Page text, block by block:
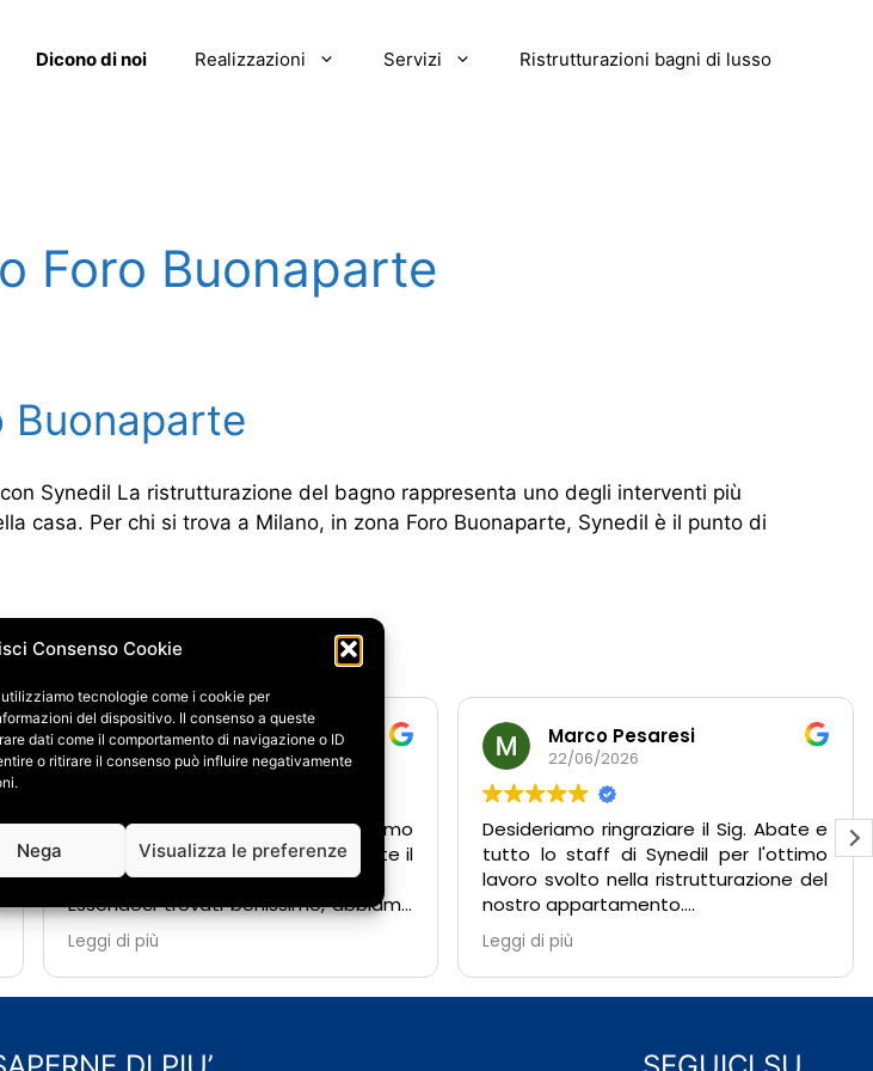
Consenso Cookie
tecnologie come i cookie per
del dispositivo. Il consenso a queste
dati come il comportamento di navigazione o ID
o ritirare il consenso può influire negativamente
Nega Visualizza le preferenze
Dicono di noi Realizzazioni Servizi Ristrutturazioni bagni di lusso
Foro Buonaparte
Buonaparte
Synedil La ristrutturazione del bagno rappresenta uno degli interventi più
casa. Per chi si trova a Milano, in zona Foro Buonaparte, Synedil è il punto di
Daniele Galbiati
24/06/2026
A causa di un imprevisto abbiamo
dovuto ristrutturare completamente il
primo bagno.
Essendoci trovati benissimo, abbiamo
affidato a loro anche il rifacimento
completo del secondo bagno, oltre a
diversi altri lavori di ristrutturazione e
manutenzione della casa.
estremamente disponibile,
Leggi di più
Marco Pesaresi
22/06/2026
Desideriamo ringraziare il Sig. Abate e
tutto lo staff di Synedil per l'ottimo
lavoro svolto nella ristrutturazione del
nostro appartamento.
Fin dal primo sopralluogo abbiamo
potuto apprezzare la professionalità,
competenza e disponibilità
dimostrate da tutto il team.
Abate è stato costantemente
Leggi di più